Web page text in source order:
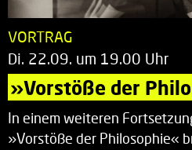
VORTRAG
Di. 22.09. um 19.00 Uhr
»Vorstöße der
In einem weiteren
»Vorstöße der Philosophie«